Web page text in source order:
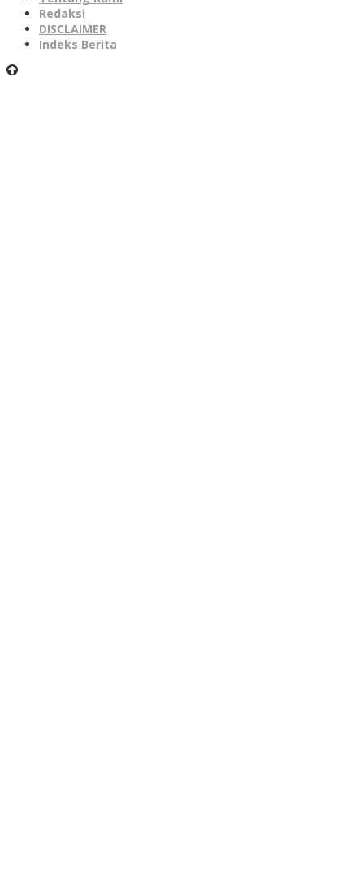
Redaksi
DISCLAIMER
Indeks Berita